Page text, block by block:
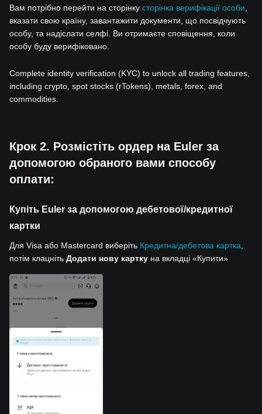
Вам потрібно перейти на сторінку сторінка верифікації особи
вказати свою країну, завантажити документи, що посвідчують
особу, та надіслати селфі. Ви отримаєте сповіщення, коли
особу буду верифіковано.
Complete identity verification (KYC) to unlock all trading features,
including crypto, spot stocks (rTokens), metals, forex, and
commodities.
Крок 2. Розмістіть ордер на Euler за
допомогою обраного вами способу
оплати:
Купіть Euler за допомогою дебетової/кредитної
картки
Для Visa або Mastercard виберіть Кредитна/дебетова картка
потім клацніть Додати нову картку на вкладці «Купити»